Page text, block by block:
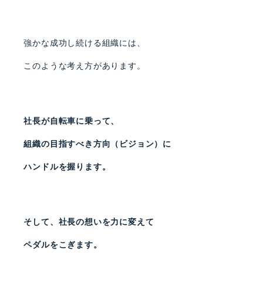
強かな成功し続ける組織には、
このような考え方があります。
社長が自転車に乗って、
組織の目指すべき方向（ビジョン）に
ハンドルを握ります。
そして、社長の想いを力に変えて
ペダルをこぎます。